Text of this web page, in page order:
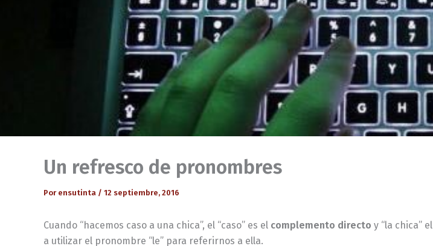
Un refresco de pronombres
Por ensutinta / 12 septiembre, 2016
Cuando “hacemos caso a una chica”, el “caso” es el complemento directo y “la chica” el
a utilizar el pronombre “le” para referirnos a ella.